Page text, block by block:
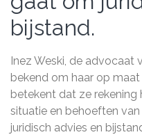
bijstand.
Inez Weski, de advocaat
bekend om haar op
betekent dat ze
situatie en behoeften
juridisch advies en